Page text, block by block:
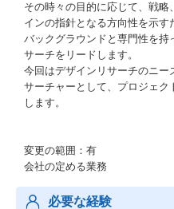
その時々の目的に応じて、戦
インの指針となる方向性を示
バックグラウンドと専門性を持
サーチをリードします。
今回はデザインリサーチのニー
サーチャーとして、プロジェ
します。
変更の範囲：有
会社の定める業務
必要な経験